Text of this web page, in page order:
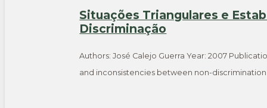
Situações Triangulares e
Discriminação
Authors: José Calejo Guerra Year: 2007
and inconsistencies between non-